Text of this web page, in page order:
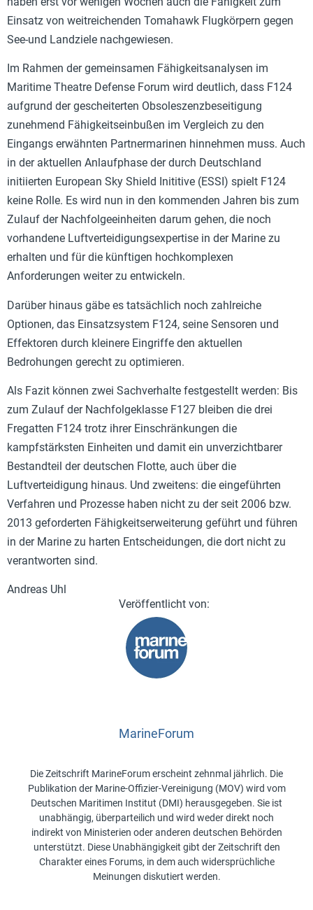
Einsatz von weitreichenden Tomahawk Flugkörpern gegen
See-und Landziele nachgewiesen.
Im Rahmen der gemeinsamen Fähigkeitsanalysen im
Maritime Theatre Defense Forum wird deutlich, dass F124
aufgrund der gescheiterten Obsoleszenzbeseitigung
zunehmend Fähigkeitseinbußen im Vergleich zu den
Eingangs erwähnten Partnermarinen hinnehmen muss. Auch
in der aktuellen Anlaufphase der durch Deutschland
initiierten European Sky Shield Inititive (ESSI) spielt F124
keine Rolle. Es wird nun in den kommenden Jahren bis zum
Zulauf der Nachfolgeeinheiten darum gehen, die noch
vorhandene Luftverteidigungsexpertise in der Marine zu
erhalten und für die künftigen hochkomplexen
Anforderungen weiter zu entwickeln.
Darüber hinaus gäbe es tatsächlich noch zahlreiche
Optionen, das Einsatzsystem F124, seine Sensoren und
Effektoren durch kleinere Eingriffe den aktuellen
Bedrohungen gerecht zu optimieren.
Als Fazit können zwei Sachverhalte festgestellt werden: Bis
zum Zulauf der Nachfolgeklasse F127 bleiben die drei
Fregatten F124 trotz ihrer Einschränkungen die
kampfstärksten Einheiten und damit ein unverzichtbarer
Bestandteil der deutschen Flotte, auch über die
Luftverteidigung hinaus. Und zweitens: die eingeführten
Verfahren und Prozesse haben nicht zu der seit 2006 bzw.
2013 geforderten Fähigkeitserweiterung geführt und führen
in der Marine zu harten Entscheidungen, die dort nicht zu
verantworten sind.
Andreas Uhl
MarineForum
Die Zeitschrift MarineForum erscheint zehnmal jährlich. Die
Publikation der Marine-Offizier-Vereinigung (MOV) wird vom
Deutschen Maritimen Institut (DMI) herausgegeben. Sie ist
unabhängig, überparteilich und wird weder direkt noch
indirekt von Ministerien oder anderen deutschen Behörden
unterstützt. Diese Unabhängigkeit gibt der Zeitschrift den
Charakter eines Forums, in dem auch widersprüchliche
Meinungen diskutiert werden.